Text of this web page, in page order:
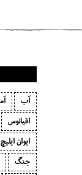
آب
اقیانوس
ایوان ایلیچ
جنگ